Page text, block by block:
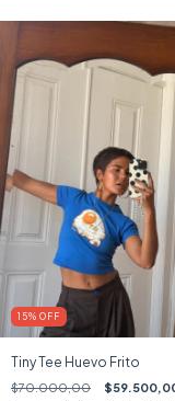
15% OFF
Tiny Tee Huevo Frito
$70.000,00